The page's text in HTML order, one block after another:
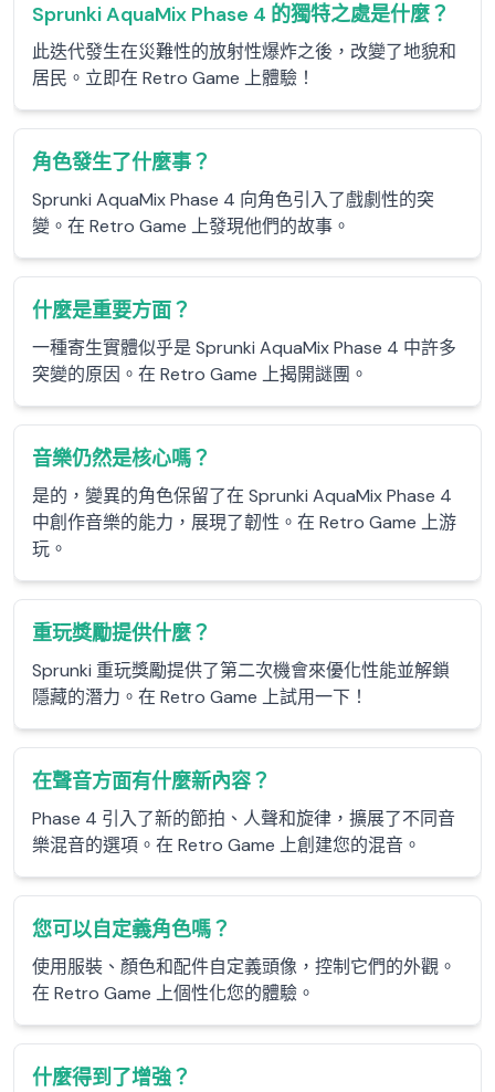
Sprunki AquaMix Phase 4 的獨特之處是什麼？
此迭代發生在災難性的放射性爆炸之後，改變了地貌和
居民。立即在 Retro Game 上體驗！
角色發生了什麼事？
Sprunki AquaMix Phase 4 向角色引入了戲劇性的突
變。在 Retro Game 上發現他們的故事。
什麼是重要方面？
一種寄生實體似乎是 Sprunki AquaMix Phase 4 中許多
突變的原因。在 Retro Game 上揭開謎團。
音樂仍然是核心嗎？
是的，變異的角色保留了在 Sprunki AquaMix Phase 4
中創作音樂的能力，展現了韌性。在 Retro Game 上游
玩。
重玩獎勵提供什麼？
Sprunki 重玩獎勵提供了第二次機會來優化性能並解鎖
隱藏的潛力。在 Retro Game 上試用一下！
在聲音方面有什麼新內容？
Phase 4 引入了新的節拍、人聲和旋律，擴展了不同音
樂混音的選項。在 Retro Game 上創建您的混音。
您可以自定義角色嗎？
使用服裝、顏色和配件自定義頭像，控制它們的外觀。
在 Retro Game 上個性化您的體驗。
什麼得到了增強？